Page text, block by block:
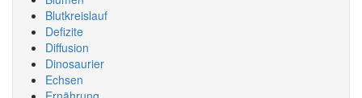
Blutkreislauf
Defizite
Diffusion
Dinosaurier
Echsen